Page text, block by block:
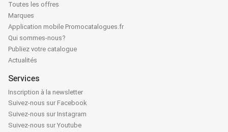
Toutes les offres
Marques
Application mobile Promocatalogues.fr
Qui sommes-nous?
Publiez votre catalogue
Actualités
Services
Inscription à la newsletter
Suivez-nous sur Facebook
Suivez-nous sur Instagram
Suivez-nous sur Youtube